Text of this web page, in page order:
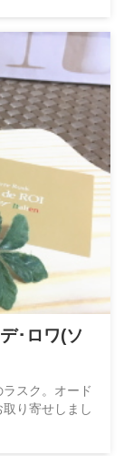
･ロワ(ソ
スク。オード
り寄せしまし